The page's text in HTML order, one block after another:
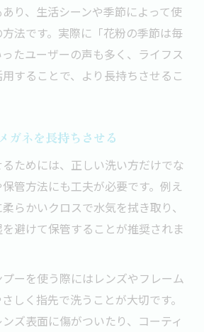
り、生活シーンや季節によって使
法です。実際に「花粉の季節は毎
たユーザーの声も多く、ライフス
することで、より長持ちさせるこ
ガネを長持ちさせる
ためには、正しい洗い方だけでな
管方法にも工夫が必要です。例え
らかいクロスで水気を拭き取り、
避けて保管することが推奨されま
ーを使う際にはレンズやフレーム
しく指先で洗うことが大切です。
ズ表面に傷がついたり、コーティ